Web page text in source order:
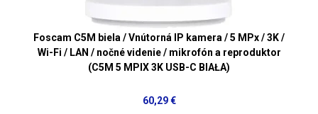
Foscam C5M biela / Vnútorná IP kamera / 5 MPx / 3K /
Wi-Fi / LAN / nočné videnie / mikrofón a reproduktor
(C5M 5 MPIX 3K USB-C BIAŁA)
60,29 €